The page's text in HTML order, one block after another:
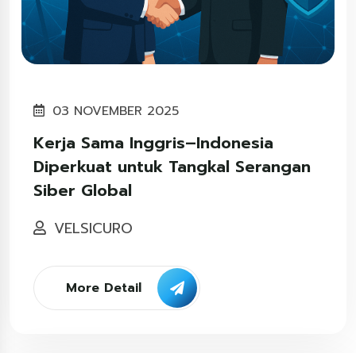
03 NOVEMBER 2025
Kerja Sama Inggris–Indonesia
Diperkuat untuk Tangkal Serangan
Siber Global
VELSICURO
More Detail